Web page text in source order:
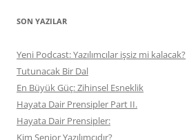
SON YAZILAR
Yeni Podcast: Yazılımcılar işsiz mi kalacak?
Tutunacak Bir Dal
En Büyük Güç: Zihinsel Esneklik
Hayata Dair Prensipler Part II.
Hayata Dair Prensipler:
Kim Senior Yazılımcıdır?